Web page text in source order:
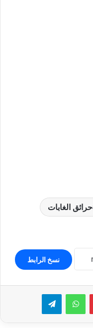
حرائق الغابات
نسخ الرابط
بينتيريستواتساب تيلقرام